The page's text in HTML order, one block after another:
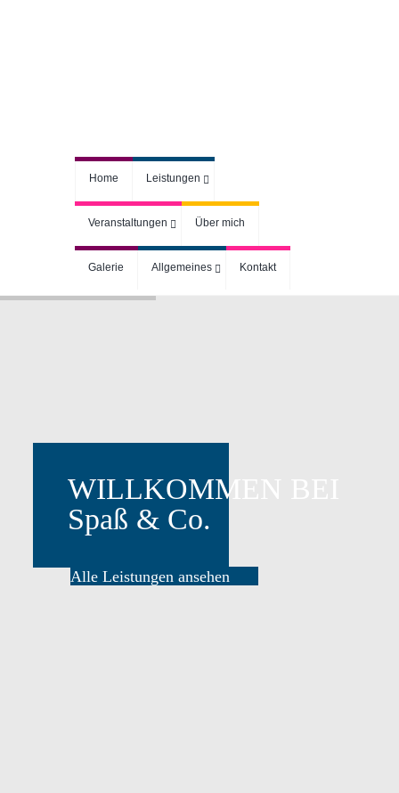
Home Leistungen
Veranstaltungen Über mich
Galerie Allgemeines Kontakt
Alle Leistungen ansehen